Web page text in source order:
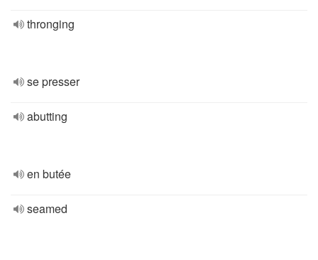
thronging
se presser
abutting
en butée
seamed